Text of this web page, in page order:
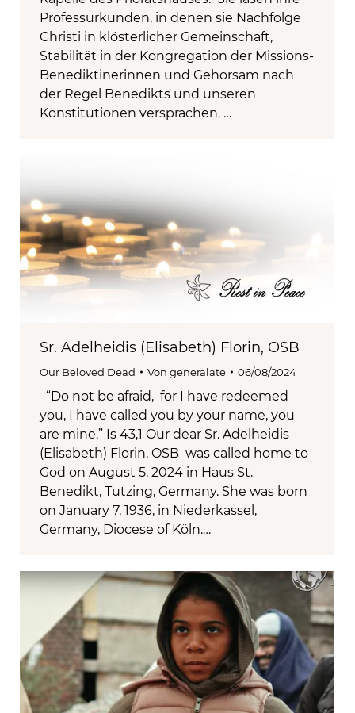
Professurkunden, in denen sie Nachfolge
Christi in klösterlicher Gemeinschaft,
Stabilität in der Kongregation der Missions-
Benediktinerinnen und Gehorsam nach
der Regel Benedikts und unseren
Konstitutionen versprachen. …
Sr. Adelheidis (Elisabeth) Florin, OSB
Our Beloved Dead Von generalate 06/08/2024
“Do not be afraid, for I have redeemed
you, I have called you by your name, you
are mine.” Is 43,1 Our dear Sr. Adelheidis
(Elisabeth) Florin, OSB was called home to
God on August 5, 2024 in Haus St.
Benedikt, Tutzing, Germany. She was born
on January 7, 1936, in Niederkassel,
Germany, Diocese of Köln.…